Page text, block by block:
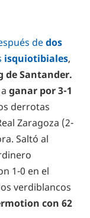
dedos
isquiotibiales,
de Santander.
ganar por 3-1
derrotas
Zaragoza (2-
Saltó al
1-0 en el
verdiblancos
con 62